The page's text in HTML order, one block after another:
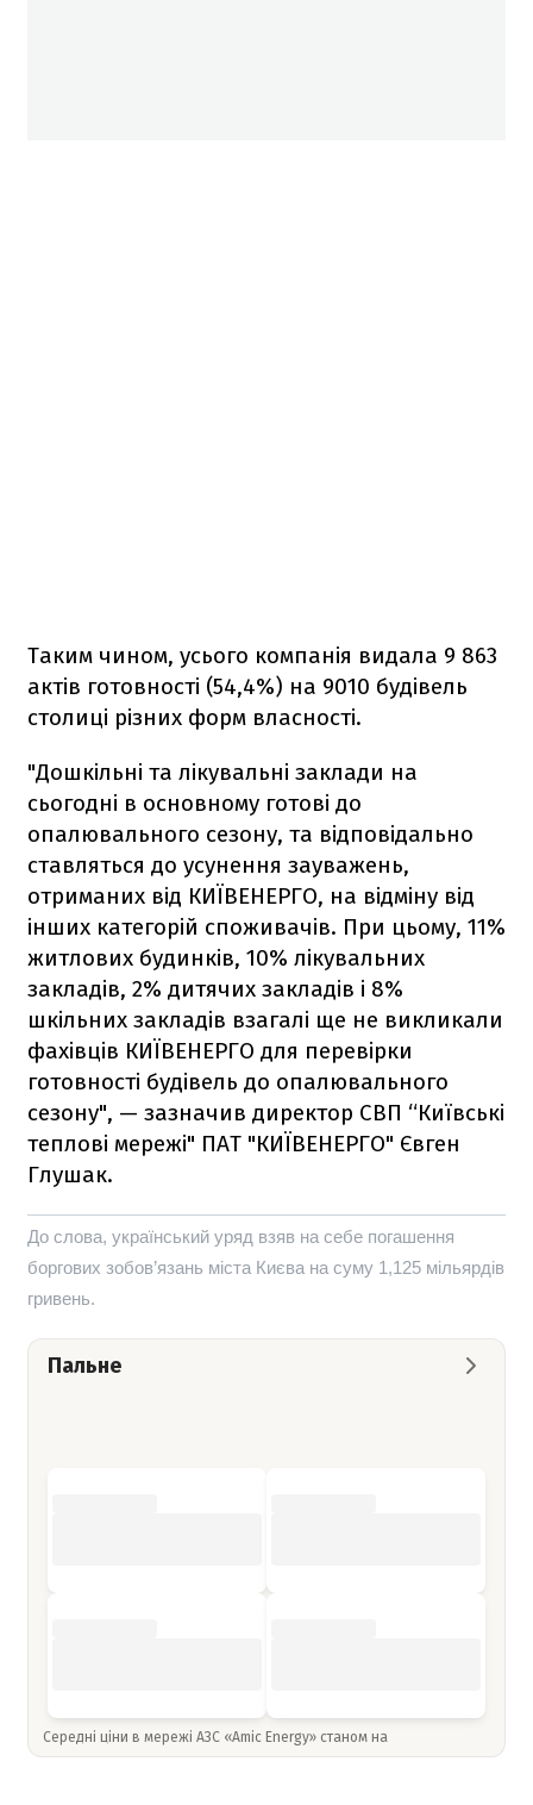
Таким чином, усього компанія видала 9 863
актів готовності (54,4%) на 9010 будівель
столиці різних форм власності.
"Дошкільні та лікувальні заклади на
сьогодні в основному готові до
опалювального сезону, та відповідально
ставляться до усунення зауважень,
отриманих від КИЇВЕНЕРГО, на відміну від
інших категорій споживачів. При цьому, 11%
житлових будинків, 10% лікувальних
закладів, 2% дитячих закладів і 8%
шкільних закладів взагалі ще не викликали
фахівців КИЇВЕНЕРГО для перевірки
готовності будівель до опалювального
сезону", — зазначив директор СВП “Київські
теплові мережі" ПАТ "КИЇВЕНЕРГО" Євген
Глушак.
До слова, український уряд взяв на себе погашення
боргових зобов’язань міста Києва на суму 1,125 мільярдів
гривень.
Пальне
Середні ціни в мережі АЗС «Amic Energy» станом на